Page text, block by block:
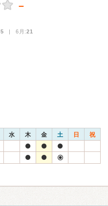
－
| 6月:21
水 木 金 土 日 祝